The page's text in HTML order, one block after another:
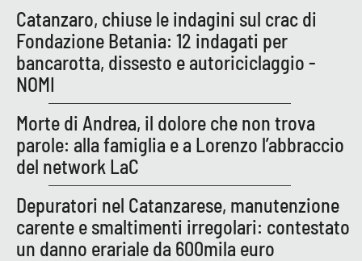
Catanzaro
Crotone
Vibo Valentia
Reggio Calabria
Cosenza
Lamezia Terme
Catanzaro, chiuse le indagini sul crac di
Fondazione Betania: 12 indagati per
bancarotta, dissesto e autoriciclaggio -
NOMI
Morte di Andrea, il dolore che non trova
parole: alla famiglia e a Lorenzo l’abbraccio
del network LaC
Depuratori nel Catanzarese, manutenzione
carente e smaltimenti irregolari: contestato
un danno erariale da 600mila euro